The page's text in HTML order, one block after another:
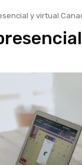
y virtual